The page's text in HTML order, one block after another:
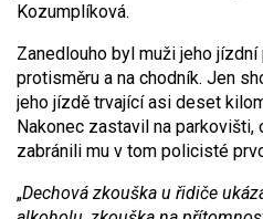
Kozumplíková.
Zanedlouho byl muži jeho
protisměru a na chodník. Jen
jeho jízdě trvající asi deset
Nakonec zastavil na parkovišti,
zabránili mu v tom policisté
„Dechová zkouška u řidiče